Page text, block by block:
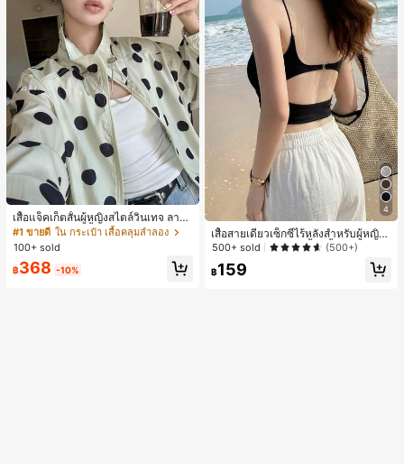
เสื้อแจ็คเก็ตสั้นผู้หญิงสไตล์วินเทจ ลายจุ
ดขนาดใหญ่ คอตั้ง เอวเข้ารูป แขนพอง
ทรงหลวม แฟชั่นอเนกประสงค์ สำหรับใ
ส่ประจำวันและไปเที่ยวพักผ่อน
#1 ขายดี ใน กระเป๋า เสื้อคลุมลำลอง
100+ sold
฿368 -10%
4
เสื้อสายเดี่ยวเซ็กซี่ไร้หลังสำหรับผู้หญิง
พร้อมบราแบบมีฟองน้ำ, เสื้อกล้ามแขน
500+ sold (500+)
฿159